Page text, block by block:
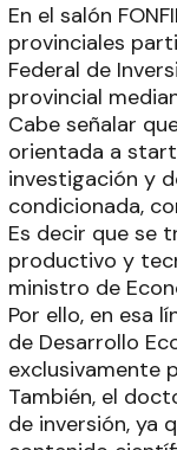
En el salón
provinciales
Federal de
provincial
Cabe señalar
orientada a
investigación y
condicionada,
Es decir que se
productivo y
ministro de
Por ello, en esa
de Desarrollo
exclusivamente
También, el
de inversión, ya